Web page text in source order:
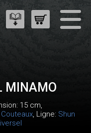
MINAMO
15 cm,
Couteaux, Ligne: Shun